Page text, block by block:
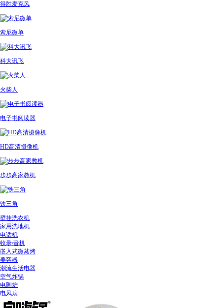
得胜麦克风
索尼微单
科大讯飞
火柴人
电子书阅读器
HD高清摄像机
步步高家教机
铁三角
壁挂洗衣机
家用洗地机
电话机
收录/音机
嵌入式微蒸烤
美容器
潮流生活电器
空气炸锅
电陶炉
电风扇